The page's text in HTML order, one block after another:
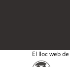
El lloc web